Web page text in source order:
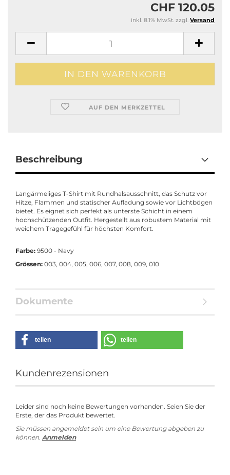
CHF 120.05
inkl. 8.1% MwSt. zzgl. Versand
AUF DEN MERKZETTEL
Beschreibung
Langärmeliges T-Shirt mit Rundhalsausschnitt, das Schutz vor
Hitze, Flammen und statischer Aufladung sowie vor Lichtbögen
bietet. Es eignet sich perfekt als unterste Schicht in einem
hochschützenden Outfit. Hergestellt aus robustem Material mit
weichem Tragegefühl für höchsten Komfort.
Farbe: 9500 - Navy
Grössen: 003, 004, 005, 006, 007, 008, 009, 010
Dokumente
teilen teilen
Kundenrezensionen
Leider sind noch keine Bewertungen vorhanden. Seien Sie der
Erste, der das Produkt bewertet.
Sie müssen angemeldet sein um eine Bewertung abgeben zu
können. Anmelden